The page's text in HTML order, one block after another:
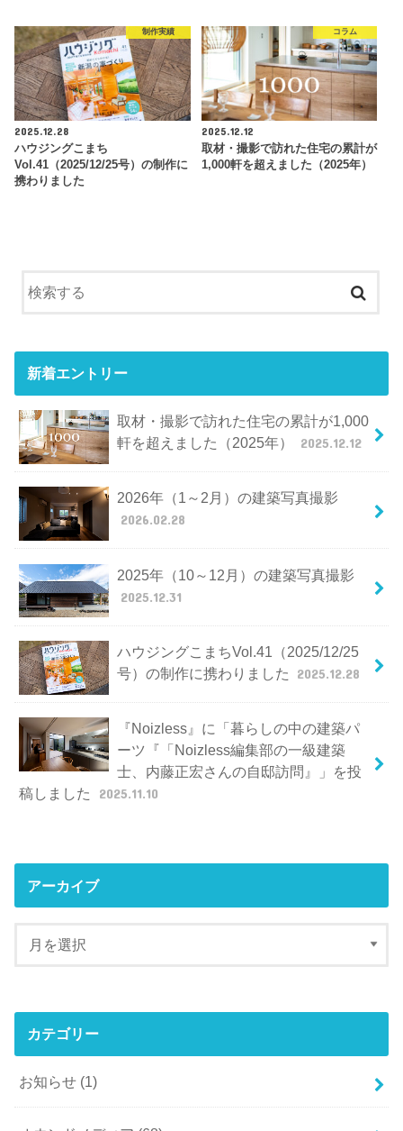
制作実績
2025.12.28
ハウジングこまち
Vol.41（2025/12/25号）の制作に
携わりました
コラム
2025.12.12
取材・撮影で訪れた住宅の累計が
1,000軒を超えました（2025年）
新着エントリー
取材・撮影で訪れた住宅の累計が1,000
軒を超えました（2025年）
2025.12.12
2026年（1～2月）の建築写真撮影
2026.02.28
2025年（10～12月）の建築写真撮影
2025.12.31
ハウジングこまちVol.41（2025/12/25
号）の制作に携わりました
2025.12.28
『Noizless』に「暮らしの中の建築パ
ーツ『「Noizless編集部の一級建築
士、内藤正宏さんの自邸訪問』」を投
稿しました
2025.11.10
アーカイブ
カテゴリー
お知らせ (1)